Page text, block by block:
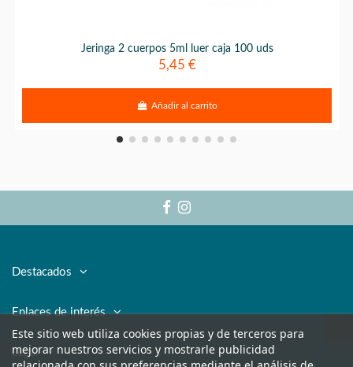
Jeringa 2 cuerpos 5ml luer caja 100 uds
5,45 €
Añadir al carrito
Destacados
Enlaces de interés
Legal
Este sitio web utiliza cookies propias y de terceros para
mejorar nuestros servicios y mostrarle publicidad